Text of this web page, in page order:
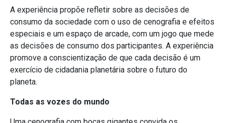
A experiência propõe refletir sobre as decisões de
consumo da sociedade com o uso de cenografia e efeitos
especiais e um espaço de arcade, com um jogo que mede
as decisões de consumo dos participantes. A experiência
promove a conscientização de que cada decisão é um
exercício de cidadania planetária sobre o futuro do
planeta.
Todas as vozes do mundo